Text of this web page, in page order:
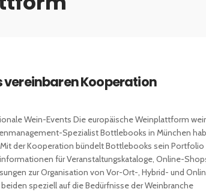
vereinbaren Kooperation
Wein-Events Die europäische Weinplattform
Spezialist Bottlebooks in München
der Kooperation bündelt Bottlebooks sein Portfolio
für Veranstaltungskataloge, Online-
zur Organisation von Vor-Ort-, Hybrid- und
speziell auf die Bedürfnisse der Weinbranche